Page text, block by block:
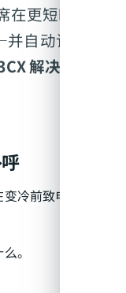
更短时间内
自动记录到
解决方案提
冷前致电。
。